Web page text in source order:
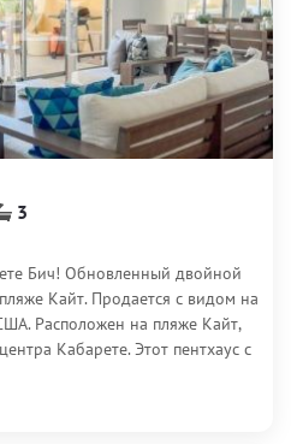
3
Бич! Обновленный двойной
Кайт. Продается с видом на
Расположен на пляже Кайт,
Кабарете. Этот пентхаус с